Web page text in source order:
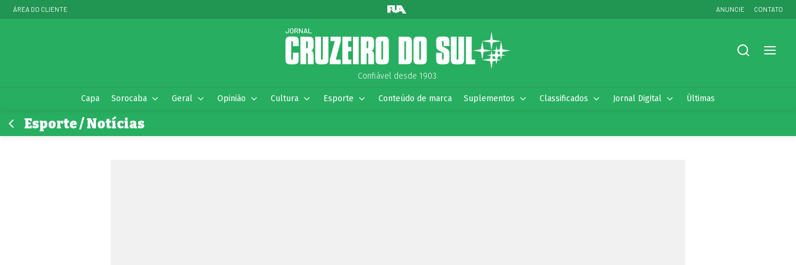
ÁREA DO CLIENTE ANUNCIE CONTATO
Confiável desde 1903.
Capa Sorocaba Geral Opinião Cultura Esporte Conteúdo de marca Suplementos Classificados Jornal Digital Últimas
Esporte / Notícias